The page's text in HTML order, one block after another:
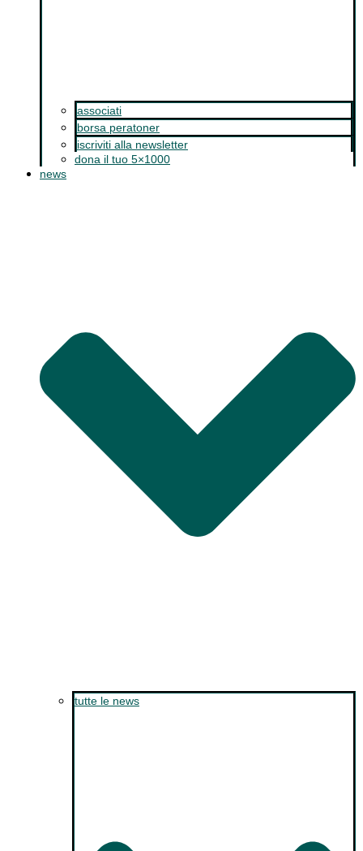
associati
borsa peratoner
iscriviti alla newsletter
dona il tuo 5×1000
news
tutte le news